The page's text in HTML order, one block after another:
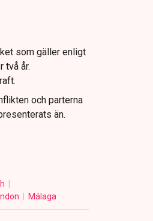
som gäller enligt
två år.
och parterna
än.
Málaga